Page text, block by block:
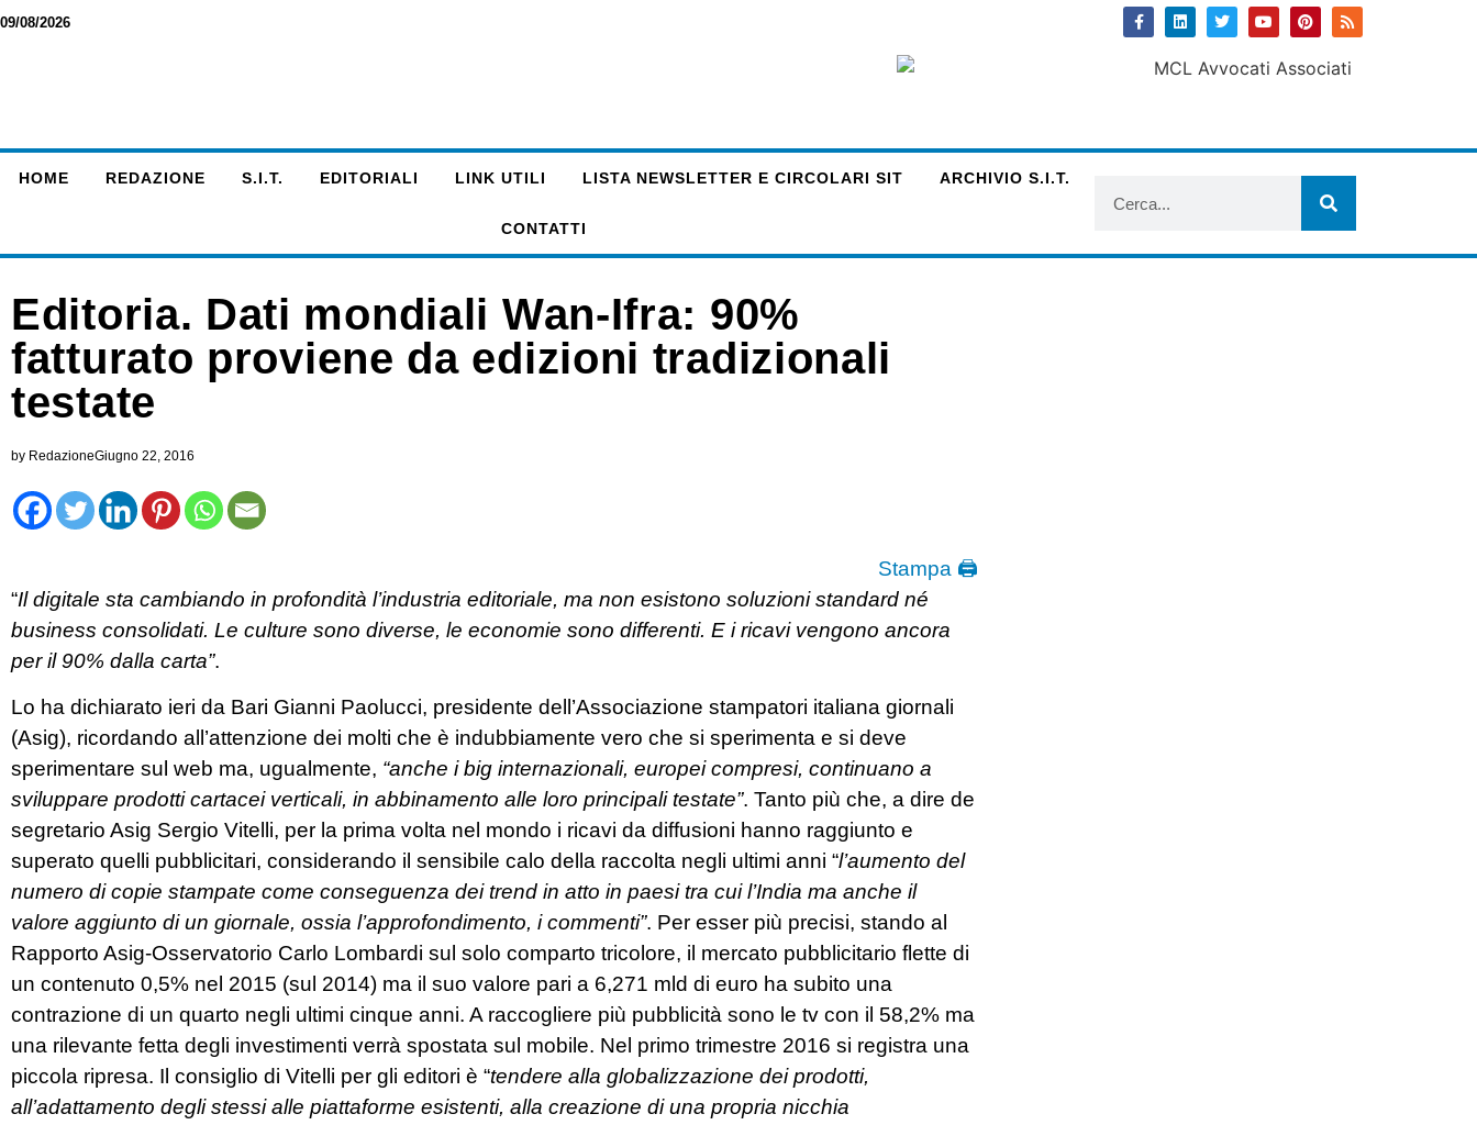
09/08/2026
HOME REDAZIONE S.I.T. EDITORIALI LINK UTILI LISTA NEWSLETTER E CIRCOLARI SIT ARCHIVIO S.I.T.
CONTATTI
Editoria. Dati mondiali Wan-Ifra: 90%
fatturato proviene da edizioni tradizionali
testate
by RedazioneGiugno 22, 2016
Stampa 🖨
“Il digitale sta cambiando in profondità l’industria editoriale, ma non esistono soluzioni standard né
business consolidati. Le culture sono diverse, le economie sono differenti. E i ricavi vengono ancora
per il 90% dalla carta”.
Lo ha dichiarato ieri da Bari Gianni Paolucci, presidente dell’Associazione stampatori italiana giornali
(Asig), ricordando all’attenzione dei molti che è indubbiamente vero che si sperimenta e si deve
sperimentare sul web ma, ugualmente, “anche i big internazionali, europei compresi, continuano a
sviluppare prodotti cartacei verticali, in abbinamento alle loro principali testate”. Tanto più che, a dire de
segretario Asig Sergio Vitelli, per la prima volta nel mondo i ricavi da diffusioni hanno raggiunto e
superato quelli pubblicitari, considerando il sensibile calo della raccolta negli ultimi anni “l’aumento del
numero di copie stampate come conseguenza dei trend in atto in paesi tra cui l’India ma anche il
valore aggiunto di un giornale, ossia l’approfondimento, i commenti”. Per esser più precisi, stando al
Rapporto Asig-Osservatorio Carlo Lombardi sul solo comparto tricolore, il mercato pubblicitario flette di
un contenuto 0,5% nel 2015 (sul 2014) ma il suo valore pari a 6,271 mld di euro ha subito una
contrazione di un quarto negli ultimi cinque anni. A raccogliere più pubblicità sono le tv con il 58,2% ma
una rilevante fetta degli investimenti verrà spostata sul mobile. Nel primo trimestre 2016 si registra una
piccola ripresa. Il consiglio di Vitelli per gli editori è “tendere alla globalizzazione dei prodotti,
all’adattamento degli stessi alle piattaforme esistenti, alla creazione di una propria nicchia